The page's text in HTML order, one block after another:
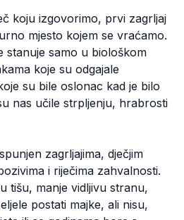
koju izgovorimo, prvi zagrljaj
mjesto kojem se vraćamo.
stanuje samo u biološkom
koje su odgajale
su bile oslonac kad je bilo
nas učile strpljenju, hrabrosti
zagrljajima, dječjim
i riječima zahvalnosti.
tišu, manje vidljivu stranu,
postati majke, ali nisu,